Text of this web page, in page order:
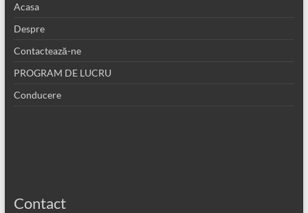
Acasa
Despre
Contactează-ne
PROGRAM DE LUCRU
Conducere
Contact